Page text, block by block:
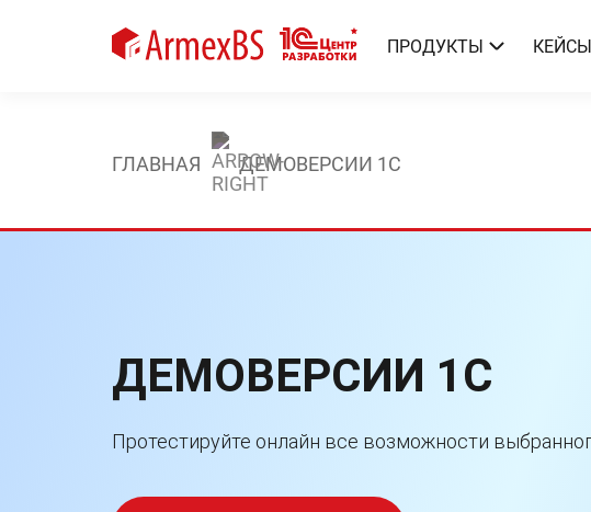
ПРОДУКТЫ КЕЙСЫ
ГЛАВНАЯ ДЕМОВЕРСИИ 1С
ДЕМОВЕРСИИ 1С
Протестируйте онлайн все возможности